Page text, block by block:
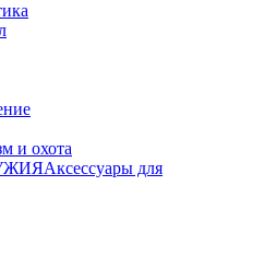
и охота
Аксессуары для